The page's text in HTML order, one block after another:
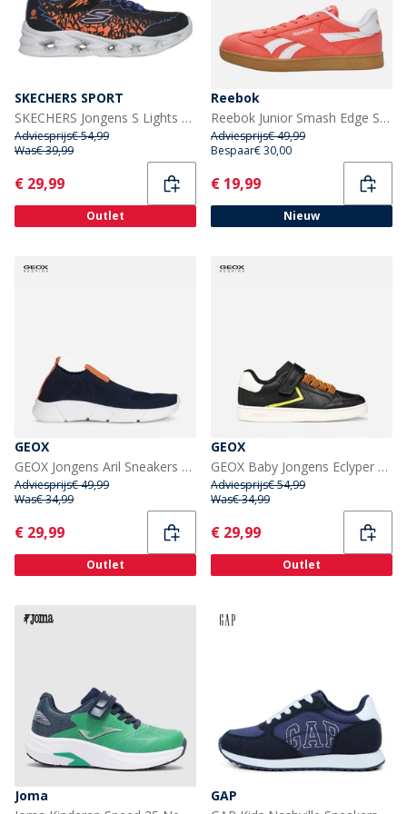
SKECHERS SPORT
SKECHERS Jongens S Lights Vortex 2.0 Zorento Sneakers Zwart
Adviesprijs€ 54,99
Was€ 39,99
Current
€ 29,99
Outlet
Reebok
Reebok Junior Smash Edge Sneakers Sunset Coral/Electric Amber/Gum
Adviesprijs€ 49,99
Bespaar€ 30,00
Current
€ 19,99
Nieuw
GEOX
GEOX Jongens Aril Sneakers Navy/Oranje
Adviesprijs€ 49,99
Was€ 34,99
Current
€ 29,99
Outlet
GEOX
GEOX Baby Jongens Eclyper Sneakers Zwart/Oranje
Adviesprijs€ 54,99
Was€ 34,99
Current
€ 29,99
Outlet
Joma
GAP